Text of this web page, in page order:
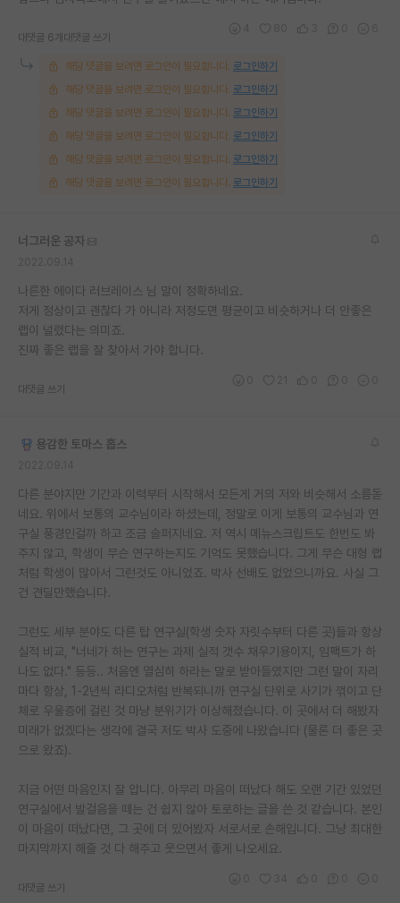
대댓글 6개 대댓글 쓰기
해당 댓글을 보려면 로그인이 필요합니다. 로그인하기
해당 댓글을 보려면 로그인이 필요합니다. 로그인하기
해당 댓글을 보려면 로그인이 필요합니다. 로그인하기
해당 댓글을 보려면 로그인이 필요합니다. 로그인하기
해당 댓글을 보려면 로그인이 필요합니다. 로그인하기
해당 댓글을 보려면 로그인이 필요합니다. 로그인하기
너그러운 공자
나른한 에이다 러브레이스 님 말이 정확하네요.
저게 정상이고 괜찮다 가 아니라 저정도면 평균이고 비슷하거나 더 안좋은
랩이 널렸다는 의미죠.
진짜 좋은 랩을 잘 찾아서 가야 합니다.
대댓글 쓰기
용감한 토마스 홉스
다른 분야지만 기간과 이력부터 시작해서 모든게 거의 저와 비슷해서 소름돋
네요. 위에서 보통의 교수님이라 하셨는데, 정말로 이게 보통의 교수님과 연
구실 풍경인걸까 하고 조금 슬퍼지네요. 저 역시 메뉴스크립트도 한번도 봐
주지 않고, 학생이 무슨 연구하는지도 기억도 못했습니다. 그게 무슨 대형 랩
처럼 학생이 많아서 그런것도 아니었죠. 박사 선배도 없었으니까요. 사실 그
건 견딜만했습니다.
그런도 세부 분야도 다른 탑 연구실(학생 숫자 자릿수부터 다른 곳)들과 항상
실적 비교, "너네가 하는 연구는 과제 실적 갯수 채우기용이지, 임팩트가 하
나도 없다." 등등.. 처음엔 열심히 하라는 말로 받아들였지만 그런 말이 자리
마다 항상, 1-2년씩 라디오처럼 반복되니까 연구실 단위로 사기가 꺾이고 단
체로 우울증에 걸린 것 마냥 분위기가 이상해졌습니다. 이 곳에서 더 해봤자
미래가 없겠다는 생각에 결국 저도 박사 도중에 나왔습니다 (물론 더 좋은 곳
으로 왔죠).
지금 어떤 마음인지 잘 압니다. 아무리 마음이 떠났다 해도 오랜 기간 있었던
연구실에서 발걸음을 떼는 건 쉽지 않아 토로하는 글을 쓴 것 같습니다. 본인
이 마음이 떠났다면, 그 곳에 더 있어봤자 서로서로 손해입니다. 그냥 최대한
마지막까지 해줄 것 다 해주고 웃으면서 좋게 나오세요.
대댓글 쓰기